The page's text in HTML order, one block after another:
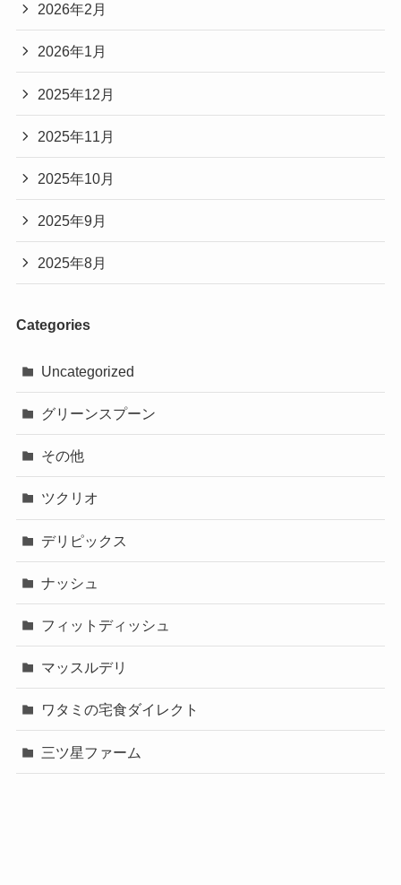
2026年2月
2026年1月
2025年12月
2025年11月
2025年10月
2025年9月
2025年8月
Categories
Uncategorized
グリーンスプーン
その他
ツクリオ
デリピックス
ナッシュ
フィットディッシュ
マッスルデリ
ワタミの宅食ダイレクト
三ツ星ファーム